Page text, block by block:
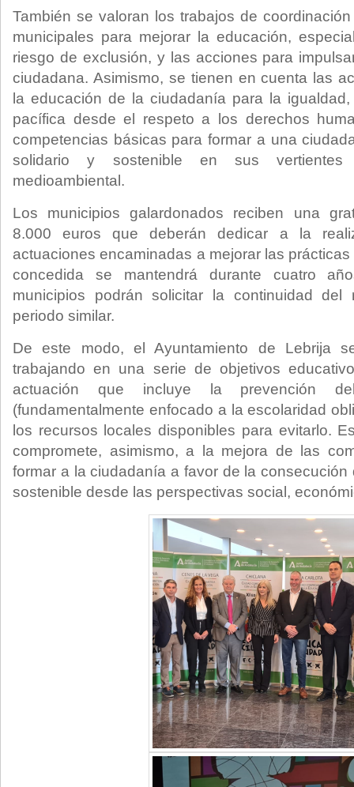
También se valoran los trabajos de
municipales para mejorar la educación,
riesgo de exclusión, y las acciones para
ciudadana. Asimismo, se tienen en cuenta las
la educación de la ciudadanía para la
pacífica desde el respeto a los derechos
competencias básicas para formar a una
solidario y sostenible en sus vertientes
medioambiental.
Los municipios galardonados reciben una
8.000 euros que deberán dedicar a la
actuaciones encaminadas a mejorar las
concedida se mantendrá durante cuatro
municipios podrán solicitar la continuidad del
periodo similar.
De este modo, el Ayuntamiento de Lebrija
trabajando en una serie de objetivos
actuación que incluye la prevención
(fundamentalmente enfocado a la escolaridad
los recursos locales disponibles para evitarlo.
compromete, asimismo, a la mejora de las
formar a la ciudadanía a favor de la
sostenible desde las perspectivas social,